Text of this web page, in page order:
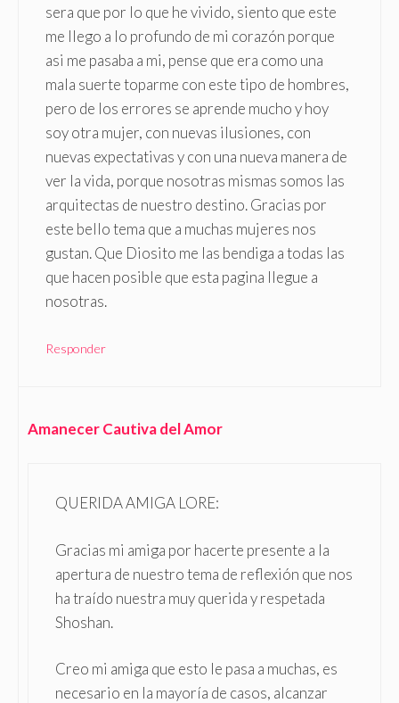
sera que por lo que he vivido, siento que este
me llego a lo profundo de mi corazón porque
asi me pasaba a mi, pense que era como una
mala suerte toparme con este tipo de hombres,
pero de los errores se aprende mucho y hoy
soy otra mujer, con nuevas ilusiones, con
nuevas expectativas y con una nueva manera de
ver la vida, porque nosotras mismas somos las
arquitectas de nuestro destino. Gracias por
este bello tema que a muchas mujeres nos
gustan. Que Diosito me las bendiga a todas las
que hacen posible que esta pagina llegue a
nosotras.
Responder
Amanecer Cautiva del Amor
QUERIDA AMIGA LORE:
Gracias mi amiga por hacerte presente a la
apertura de nuestro tema de reflexión que nos
ha traído nuestra muy querida y respetada
Shoshan.
Creo mi amiga que esto le pasa a muchas, es
necesario en la mayoría de casos, alcanzar